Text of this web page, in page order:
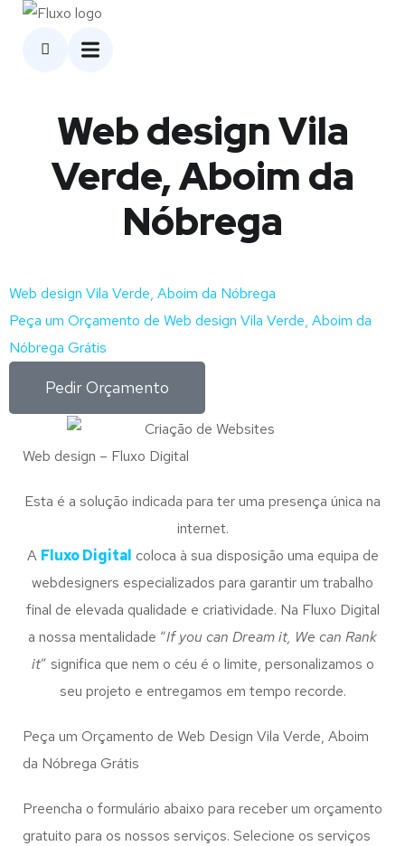
Web design Vila
Verde, Aboim da
Nóbrega
Web design Vila Verde, Aboim da Nóbrega
Peça um Orçamento de Web design Vila Verde, Aboim da
Nóbrega Grátis
Pedir Orçamento
Web design – Fluxo Digital
Esta é a solução indicada para ter uma presença única na
internet.
A Fluxo Digital coloca à sua disposição uma equipa de
webdesigners especializados para garantir um trabalho
final de elevada qualidade e criatividade. Na Fluxo Digital
a nossa mentalidade “If you can Dream it, We can Rank
it” significa que nem o céu é o limite, personalizamos o
seu projeto e entregamos em tempo recorde.
Peça um Orçamento de Web Design Vila Verde, Aboim
da Nóbrega Grátis
Preencha o formulário abaixo para receber um orçamento
gratuito para os nossos serviços. Selecione os serviços